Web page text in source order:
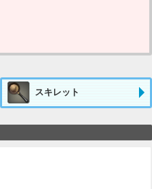
スキレット